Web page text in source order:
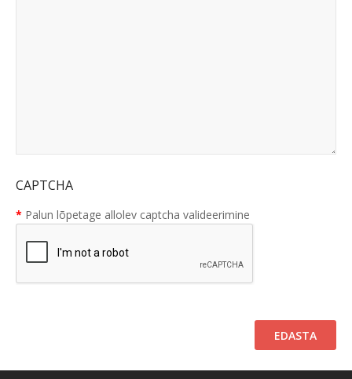
CAPTCHA
Palun lõpetage allolev captcha valideerimine